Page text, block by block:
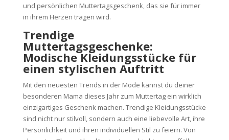
und persönlichen Muttertagsgeschenk, das sie für immer
in ihrem Herzen tragen wird.
Trendige
Muttertagsgeschenke:
Modische Kleidungsstücke für
einen stylischen Auftritt
Mit den neuesten Trends in der Mode kannst du deiner
besonderen Mama dieses Jahr zum Muttertag ein wirklich
einzigartiges Geschenk machen. Trendige Kleidungsstücke
sind nicht nur stilvoll, sondern auch eine liebevolle Art, ihre
Persönlichkeit und ihren individuellen Stil zu feiern. Von